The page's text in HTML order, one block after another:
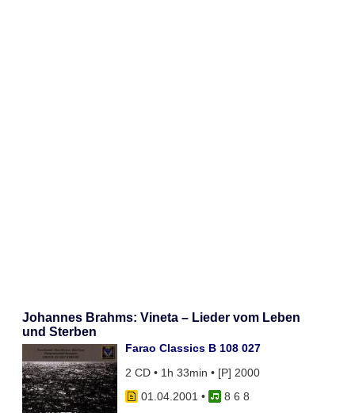
Johannes Brahms: Vineta – Lieder vom Leben
und Sterben
Farao Classics B 108 027
2 CD • 1h 33min • [P] 2000
01.04.2001 •
8 6 8